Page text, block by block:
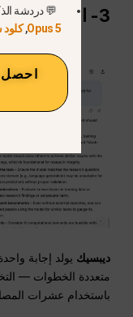
3- الاستقلالية
ديبسيك يولد إجابة
متعددة الخطوات —
باستخدام عشرات
💬 دردشة
Opus 5
,كلود